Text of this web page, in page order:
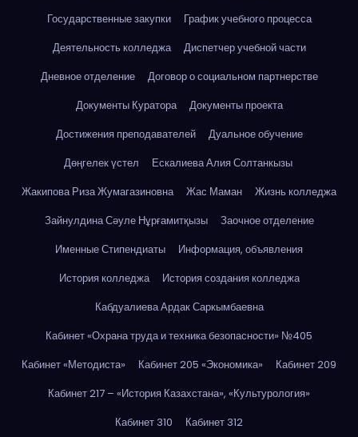
Государственные закупки
График учебного процесса
Деятельность колледжа
Диспетчер учебной части
Дневное отделение
Договор о социальном партнерстве
Документы Куратора
Документы проекта
Достижения преподавателей
Дуальное обучение
Дөңгелек үстел
Ескалиева Алия Солтанкызы
Жакипова Риза Жумагазиновна
Жас Маман
Жизнь колледжа
Зайнулдина Сәуле Нұрғамитқызы
Заочное отделение
Именные Стипендиаты
Информация, объявления
История колледжа
История создания колледжа
Кабдуалиева Ардак Саркымбаевна
Кабинет «Охрана труда и техника безопасности» №405
Кабинет «Методиста»
Кабинет 205 «Экономика»
Кабинет 209
Кабинет 217 – «История Казахстана», «Культурология»
Кабинет 310
Кабинет 312